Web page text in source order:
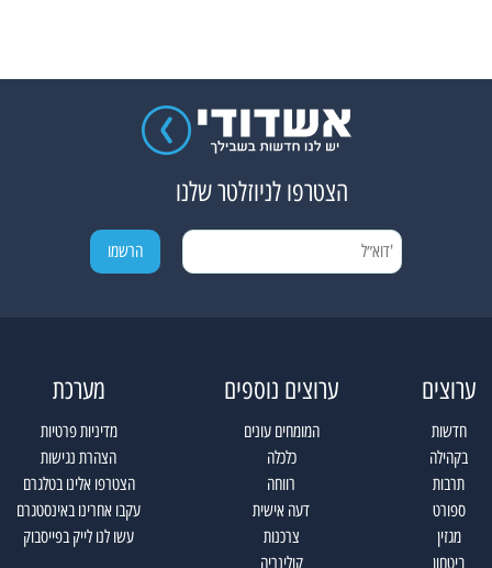
הצטרפו לניוזלטר שלנו
ערוצים
חדשות
בקהילה
תרבות
ספורט
מגזין
ביטחון
ערוצים נוספים
המומחים עונים
כלכלה
רווחה
דעה אישית
צרכנות
קולינריה
מערכת
מדיניות פרטיות
הצהרת נגישות
הצטרפו אלינו בטלגרם
עקבו אחרינו באינסטגרם
עשו לנו לייק בפייסבוק